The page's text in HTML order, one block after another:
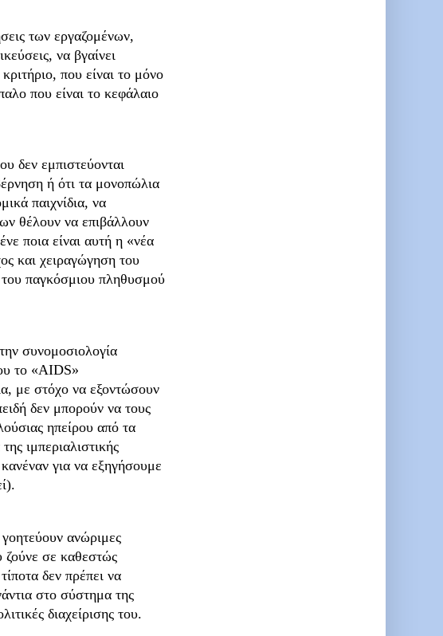
των εργαζομένων,
να βγαίνει
που είναι το μόνο
που είναι το κεφάλαιο
δεν εμπιστεύονται
ή ότι τα μονοπώλια
παιχνίδια, να
θέλουν να επιβάλλουν
ποια είναι αυτή η «νέα
και χειραγώγηση του
παγκόσμιου πληθυσμού
συνομοσιολογία
το «ΑΙDS»
με στόχο να εξοντώσουν
δεν μπορούν να τους
ηπείρου από τα
ιμπεριαλιστικής
για να εξηγήσουμε
ανώριμες
ζούνε σε καθεστώς
δεν πρέπει να
στο σύστημα της
διαχείρισης του.